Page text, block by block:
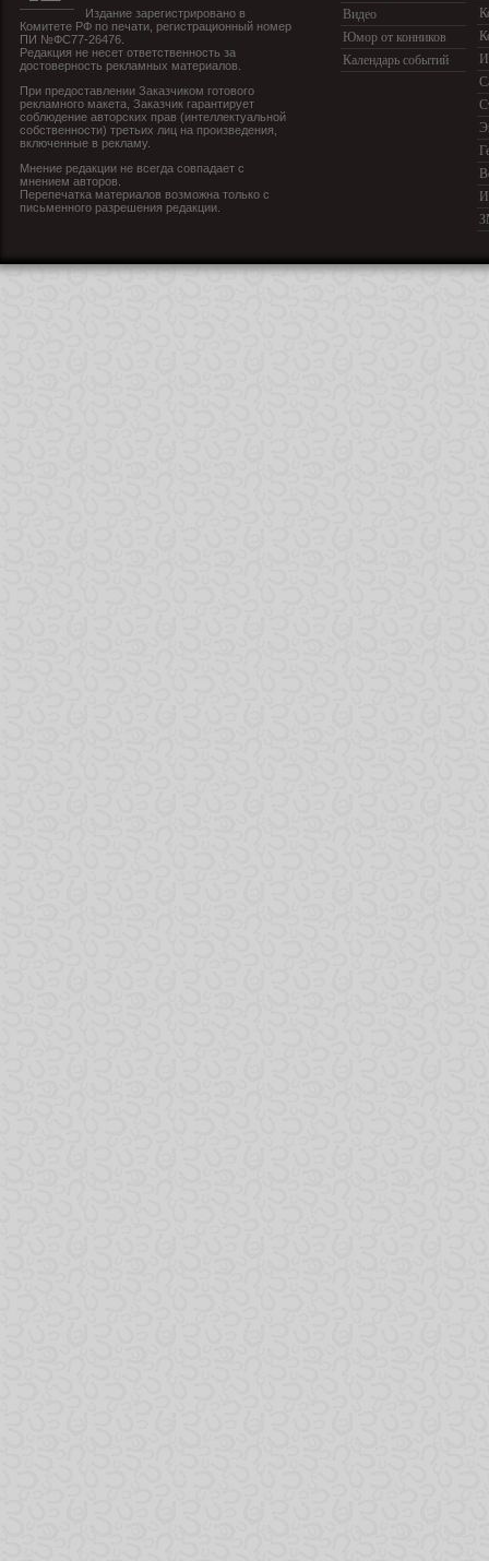
Издание зарегистрировано в
Комитете РФ по печати, регистрационный номер
ПИ №ФС77-26476.
Редакция не несет ответственность за
достоверность рекламных материалов.
При предоставлении Заказчиком готового
рекламного макета, Заказчик гарантирует
соблюдение авторских прав (интеллектуальной
собственности) третьих лиц на произведения,
включенные в рекламу.
Мнение редакции не всегда совпадает с
мнением авторов.
Перепечатка материалов возможна только с
письменного разрешения редакции.
Видео
Юмор от конников
Календарь событий